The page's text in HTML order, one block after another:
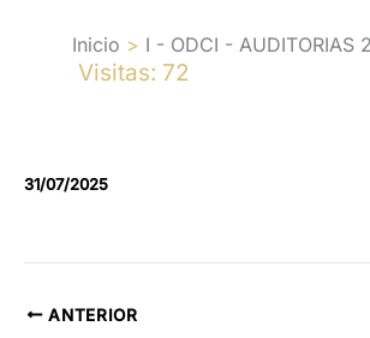
Inicio I - ODCI - AUDITORIAS
Visitas: 72
31/07/2025
ANTERIOR